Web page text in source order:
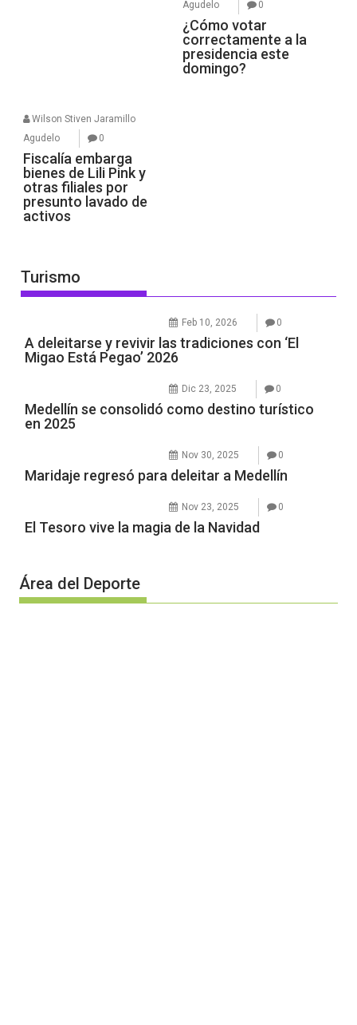
Agudelo 0
¿Cómo votar
correctamente a la
presidencia este
domingo?
Wilson Stiven Jaramillo
Agudelo
0
Fiscalía embarga
bienes de Lili Pink y
otras filiales por
presunto lavado de
activos
Turismo
Feb 10, 2026 0
A deleitarse y revivir las tradiciones con ‘El
Migao Está Pegao’ 2026
Dic 23, 2025 0
Medellín se consolidó como destino turístico
en 2025
Nov 30, 2025 0
Maridaje regresó para deleitar a Medellín
Nov 23, 2025 0
El Tesoro vive la magia de la Navidad
Área del Deporte